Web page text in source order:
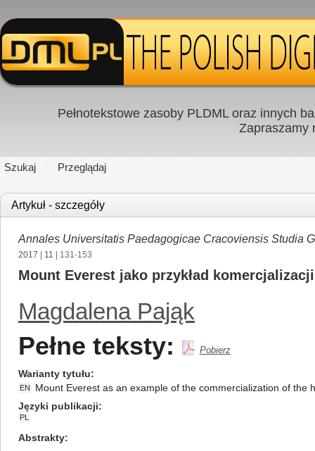
Pełnotekstowe zasoby PLDML oraz innych
Zapraszamy
Szukaj Przeglądaj
Artykuł - szczegóły
Annales Universitatis Paedagogicae Cracoviensis Studia
2017 11 | 131-153
Mount Everest jako przykład
Magdalena Pająk
Pełne teksty: Pobierz
Warianty tytułu
EN
Mount Everest as an example of the commercialization of
Języki publikacji
PL
Abstrakty